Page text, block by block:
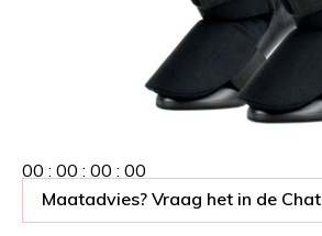
00 : 00 : 00 : 00
Maatadvies? Vraag het in de Chat